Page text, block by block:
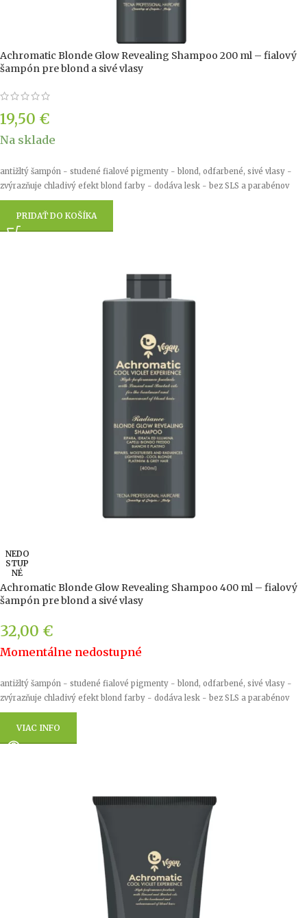
Achromatic Blonde Glow Revealing Shampoo 200 ml – fialový
šampón pre blond a sivé vlasy
19,50 €
Na sklade
antižltý šampón - studené fialové pigmenty - blond, odfarbené, sivé vlasy -
zvýrazňuje chladivý efekt blond farby - dodáva lesk - bez SLS a parabénov
PRIDAŤ DO KOŠÍKA
NEDO
STUP
NÉ
Achromatic Blonde Glow Revealing Shampoo 400 ml – fialový
šampón pre blond a sivé vlasy
32,00 €
Momentálne nedostupné
antižltý šampón - studené fialové pigmenty - blond, odfarbené, sivé vlasy -
zvýrazňuje chladivý efekt blond farby - dodáva lesk - bez SLS a parabénov
VIAC INFO